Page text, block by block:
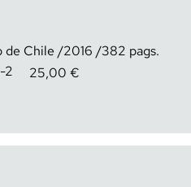
de Chile 2016 382
2 25,00 €